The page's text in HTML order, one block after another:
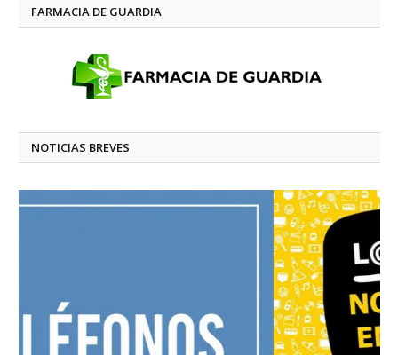
FARMACIA DE GUARDIA
NOTICIAS BREVES